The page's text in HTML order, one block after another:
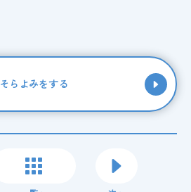
そらよみをする